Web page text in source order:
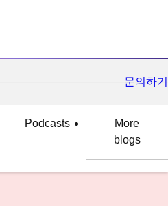
문의하기
Podcasts
More
blogs